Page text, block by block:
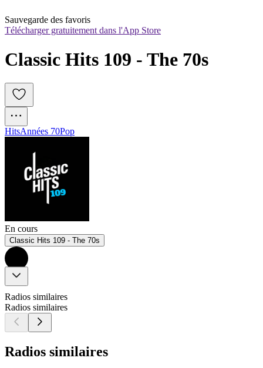
Sauvegarde des favoris
Télécharger gratuitement dans l'App Store
Classic Hits 109 - The 70s
HitsAnnées 70Pop
En cours
Classic Hits 109 - The 70s
Radios similaires
Radios similaires
Radios similaires